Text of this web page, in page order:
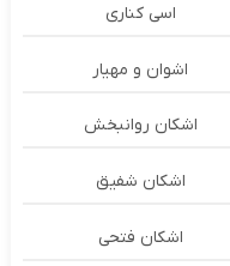
اسی کناری
اشوان و مهیار
اشکان روانبخش
اشکان شفیق
اشکان فتحی